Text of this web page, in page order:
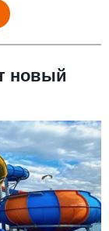
новый